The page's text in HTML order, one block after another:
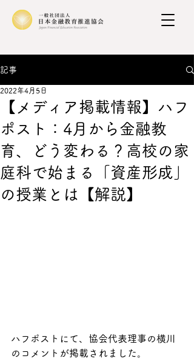
記事
【メディア掲載情報】ハフ
ポスト：4月から金融教
育、どう変わる？高校の家
庭科で始まる「資産形成」
の授業とは【解説】
2022年4月5日
ハフポストにて、協会代表理事の横川
のコメントが掲載されました。